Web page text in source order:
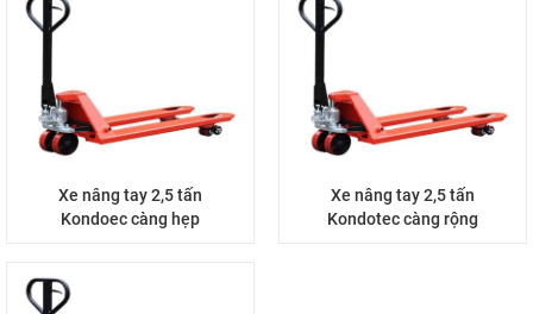
Xe nâng tay 2,5 tấn
Kondoec càng hẹp
Xe nâng tay 2,5 tấn
Kondotec càng rộng